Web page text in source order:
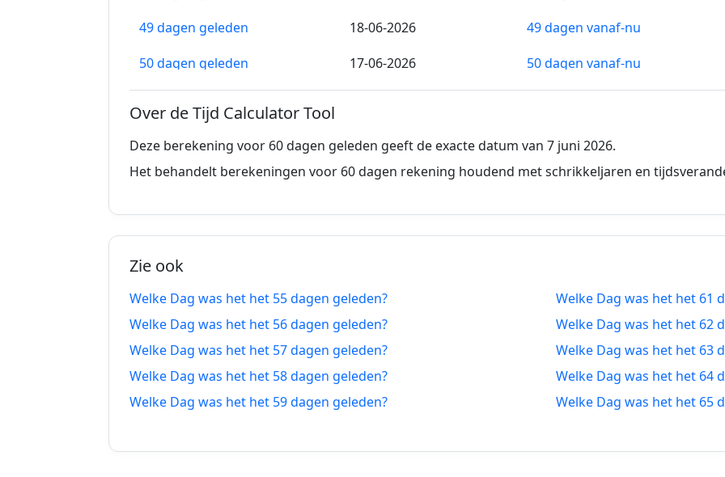
49 dagen geleden
18-06-2026
49 dagen vanaf-nu
50 dagen geleden
17-06-2026
50 dagen vanaf-nu
53 dagen geleden
14-06-2026
53 dagen vanaf-nu
55 dagen geleden
12-06-2026
55 dagen vanaf-nu
56 dagen geleden
57 dagen geleden
57 dagen vanaf-nu
58 dagen geleden
09-06-2026
58 dagen vanaf-nu
59 dagen geleden
08-06-2026
59 dagen vanaf-nu
61 dagen geleden
06-06-2026
61 dagen vanaf-nu
Over de Tijd Calculator Tool
Deze berekening voor 60 dagen geleden geeft de exacte datum van 7 juni 2026.
Het behandelt berekeningen voor 60 dagen rekening houdend met schrikkeljaren en
Zie ook
Welke Dag was het het 55 dagen geleden?
Welke Dag was het het 56 dagen geleden?
Welke Dag was het het 57 dagen geleden?
Welke Dag was het het 58 dagen geleden?
Welke Dag was het het 59 dagen geleden?
Welke Dag was het het 61
Welke Dag was het het 62
Welke Dag was het het 63
Welke Dag was het het 64
Welke Dag was het het 65